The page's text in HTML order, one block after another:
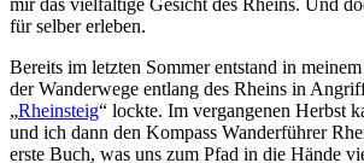
für selber erleben.
Bereits im letzten Sommer entstand in
der Wanderwege entlang des Rheins in
„Rheinsteig“ lockte. Im vergangenen Herbst
und ich dann den Kompass Wanderführer
erste Buch, was uns zum Pfad in die Hände